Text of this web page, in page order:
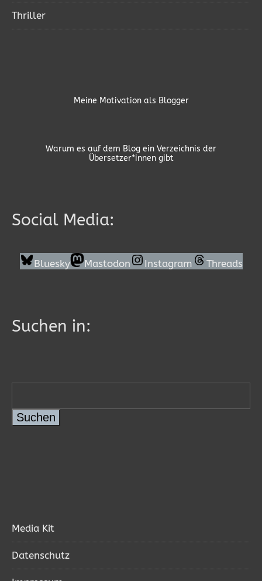
Thriller
Meine Motivation als Blogger
Warum es auf dem Blog ein Verzeichnis der
Übersetzer*innen gibt
Social Media:
Bluesky Mastodon Instagram Threads
Suchen in:
Suchen
Media Kit
Datenschutz